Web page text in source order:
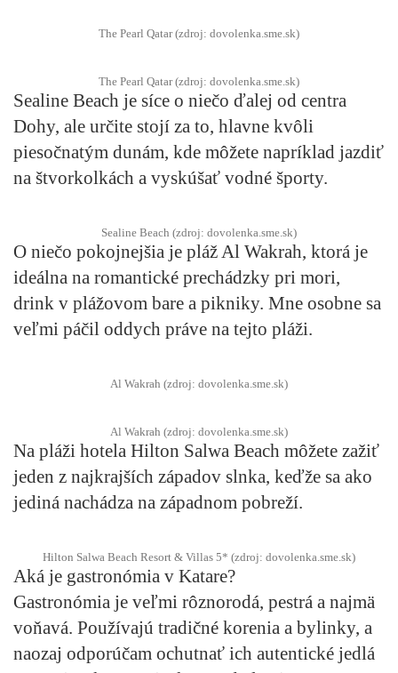
The Pearl Qatar (zdroj: dovolenka.sme.sk)
The Pearl Qatar (zdroj: dovolenka.sme.sk)
Sealine Beach je síce o niečo ďalej od centra
Dohy, ale určite stojí za to, hlavne kvôli
piesočnatým dunám, kde môžete napríklad jazdiť
na štvorkolkách a vyskúšať vodné športy.
Sealine Beach (zdroj: dovolenka.sme.sk)
O niečo pokojnejšia je pláž Al Wakrah, ktorá je
ideálna na romantické prechádzky pri mori,
drink v plážovom bare a pikniky. Mne osobne sa
veľmi páčil oddych práve na tejto pláži.
Al Wakrah (zdroj: dovolenka.sme.sk)
Al Wakrah (zdroj: dovolenka.sme.sk)
Na pláži hotela Hilton Salwa Beach môžete zažiť
jeden z najkrajších západov slnka, keďže sa ako
jediná nachádza na západnom pobreží.
Hilton Salwa Beach Resort & Villas 5* (zdroj: dovolenka.sme.sk)
Aká je gastronómia v Katare?
Gastronómia je veľmi rôznorodá, pestrá a najmä
voňavá. Používajú tradičné korenia a bylinky, a
naozaj odporúčam ochutnať ich autentické jedlá